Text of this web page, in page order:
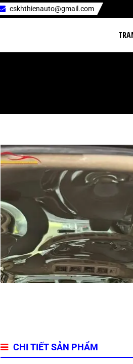
cskhthienauto@gmail.com
CHI TIẾT SẢN PHẨM